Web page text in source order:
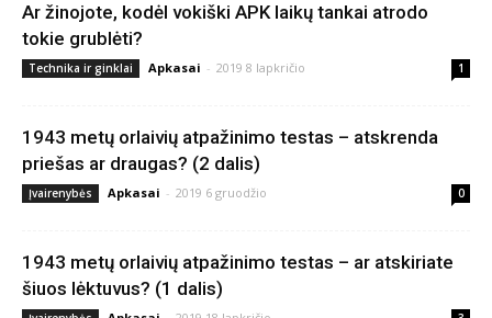
Ar žinojote, kodėl vokiški APK laikų tankai atrodo
tokie grublėti?
Technika ir ginklai Apkasai - 2019 8 lapkričio 1
1943 metų orlaivių atpažinimo testas – atskrenda
priešas ar draugas? (2 dalis)
Įvairenybės Apkasai - 2019 6 gruodžio 0
1943 metų orlaivių atpažinimo testas – ar atskiriate
šiuos lėktuvus? (1 dalis)